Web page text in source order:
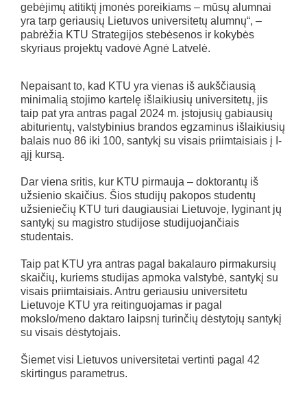
gebėjimų atitiktį įmonės poreikiams – mūsų alumnai
yra tarp geriausių Lietuvos universitetų alumnų“, –
pabrėžia KTU Strategijos stebėsenos ir kokybės
skyriaus projektų vadovė Agnė Latvelė.
Nepaisant to, kad KTU yra vienas iš aukščiausią
minimalią stojimo kartelę išlaikiusių universitetų, jis
taip pat yra antras pagal 2024 m. įstojusių gabiausių
abiturientų, valstybinius brandos egzaminus išlaikiusių
balais nuo 86 iki 100, santykį su visais priimtaisiais į I-
ąjį kursą.
Dar viena sritis, kur KTU pirmauja – doktorantų iš
užsienio skaičius. Šios studijų pakopos studentų
užsieniečių KTU turi daugiausiai Lietuvoje, lyginant jų
santykį su magistro studijose studijuojančiais
studentais.
Taip pat KTU yra antras pagal bakalauro pirmakursių
skaičių, kuriems studijas apmoka valstybė, santykį su
visais priimtaisiais. Antru geriausiu universitetu
Lietuvoje KTU yra reitinguojamas ir pagal
mokslo/meno daktaro laipsnį turinčių dėstytojų santykį
su visais dėstytojais.
Šiemet visi Lietuvos universitetai vertinti pagal 42
skirtingus parametrus.